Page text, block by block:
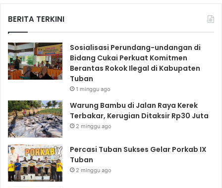
BERITA TERKINI
Sosialisasi Perundang-undangan di
Bidang Cukai Perkuat Komitmen
Berantas Rokok Ilegal di Kabupaten
Tuban
1 minggu ago
Warung Bambu di Jalan Raya Kerek
Terbakar, Kerugian Ditaksir Rp30 Juta
2 minggu ago
Percasi Tuban Sukses Gelar Porkab IX
Tuban
2 minggu ago